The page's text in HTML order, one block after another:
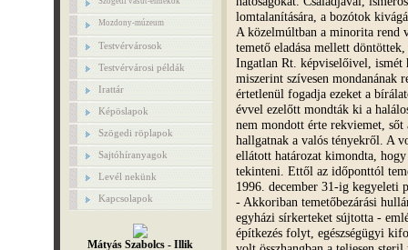
Mozdony-múzeum
Testvérvárosok
Testvérvárosi példák
Irattár
Képöslapok
Szögedi röplapok
Sajtóhíranyagok
Levél nekünk
Kapcsolapok
Mátyás Szabolcs - Illik
lomtalanítására, a bozótok
A közelmúltban a minorita rend
temető eladása mellett
Ingatlan Rt. képviselőivel, ismét
miszerint szívesen mondanának
értetlenül fogadja ezeket a
évvel ezelőtt mondták ki a
nem mondott érte rekviemet,
hallgatnak a valós tényekről. A
ellátott határozat kimondta,
tekinteni. Ettől az időponttól
1996. december 31-ig kegyeleti
- Akkoriban temetőbezárási
egyházi sírkerteket sújtotta -
építkezés folyt, egészségügyi